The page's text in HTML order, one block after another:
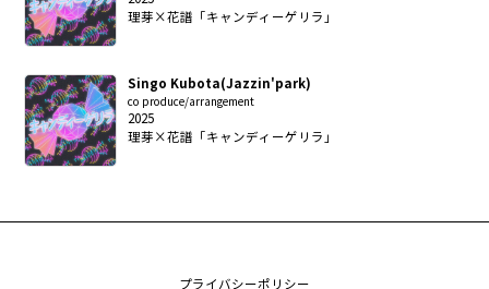
理芽×花譜「キャンディーゲリラ」
Singo Kubota(Jazzin'park)
co produce/arrangement
2025
理芽×花譜「キャンディーゲリラ」
プライバシーポリシー